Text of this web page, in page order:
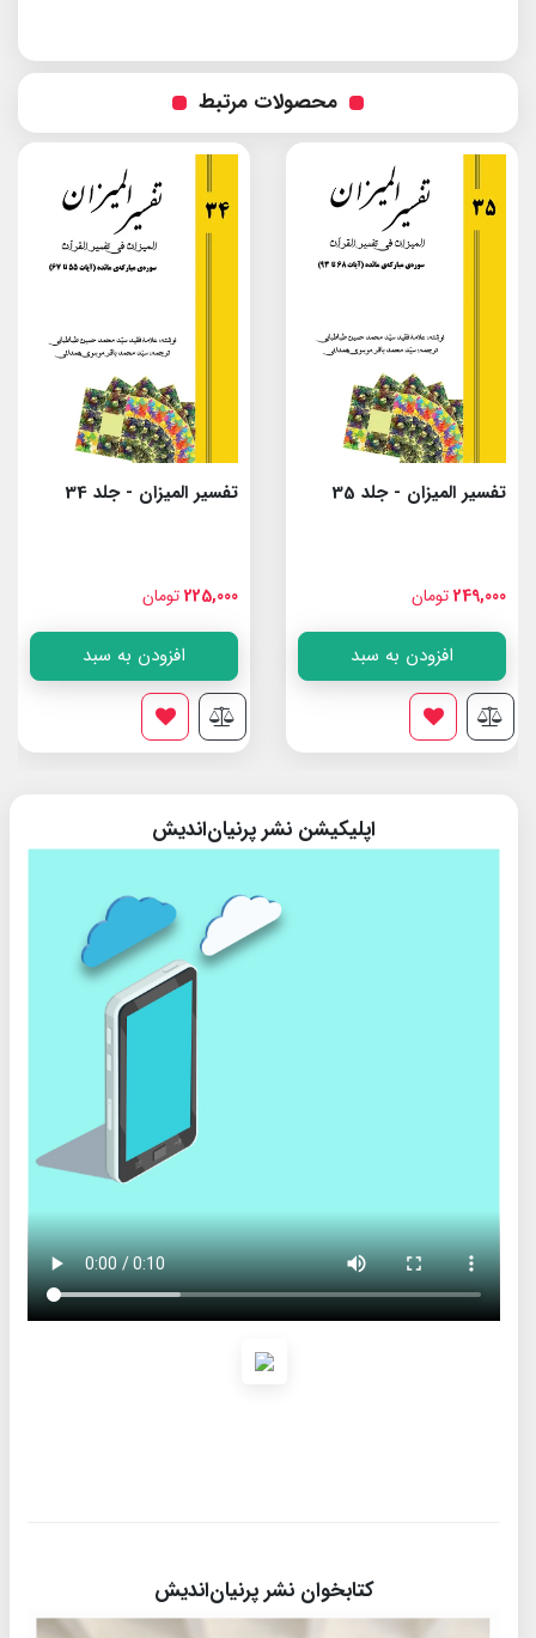
محصولات مرتبط
تفسیر المیزان - جلد 35
249,000تومان
افزودن به سبد
تفسیر المیزان - جلد 34
225,000تومان
افزودن به سبد
اپلیکیشن نشر پرنیان‌اندیش
کتابخوان نشر پرنیان‌اندیش